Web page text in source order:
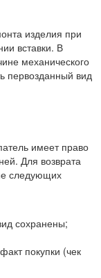
изделия при
вставки. В
механического
первозданный вид
имеет право
Для возврата
следующих
сохранены;
покупки (чек